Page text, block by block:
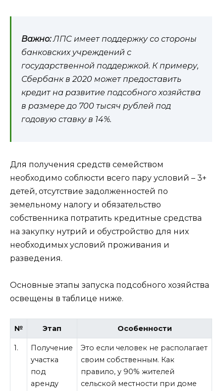
Важно:ЛПС имеет поддержку со стороны
банковских учреждений с
государственной поддержкой. К примеру,
Сбербанк в 2020 может предоставить
кредит на развитие подсобного хозяйства
в размере до 700 тысяч рублей под
годовую ставку в 14%.
Для получения средств семейством
необходимо соблюсти всего пару условий – 3+
детей, отсутствие задолженностей по
земельному налогу и обязательство
собственника потратить кредитные средства
на закупку нутрий и обустройство для них
необходимых условий проживания и
разведения.
Основные этапы запуска подсобного хозяйства
освещены в таблице ниже.
№ Этап Особенности
1.
Получение
участка
под
аренду
Это если человек не располагает
своим собственным. Как
правило, у 90% жителей
сельской местности при доме